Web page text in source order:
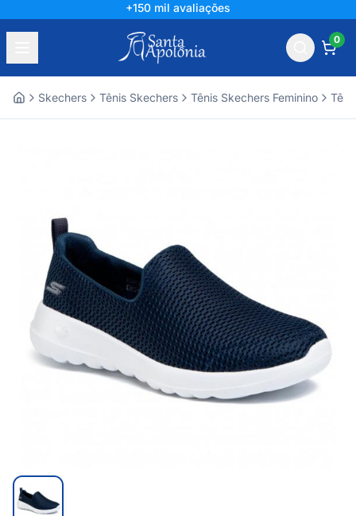
+150 mil avaliações
0
Skechers Tênis Skechers Tênis Skechers Feminino